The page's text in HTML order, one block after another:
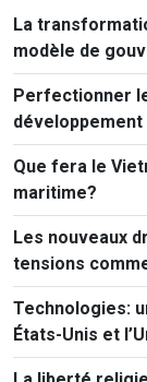
La
modèle de
Perfectionner
développement
Que fera le
maritime?
Les nouveaux
tensions
Technologies:
États-Unis et